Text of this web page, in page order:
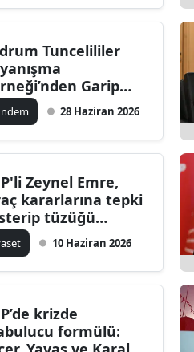
Tuncelililer
Garip
Cemevi28 Haziran 2026
Zeynel Emre,
kararlarına tepki
tüzüğü
10 Haziran 2026
krizde
formülü: